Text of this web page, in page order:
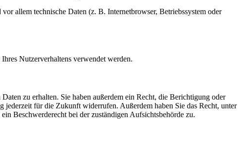
allem technische Daten (z. B. Internetbrowser, Betriebssystem oder
Nutzerverhaltens verwendet werden.
zu erhalten. Sie haben außerdem ein Recht, die Berichtigung oder
für die Zukunft widerrufen. Außerdem haben Sie das Recht, unter
Beschwerderecht bei der zuständigen Aufsichtsbehörde zu.